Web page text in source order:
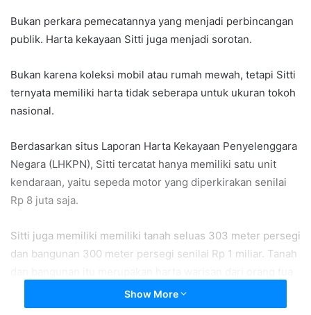
Bukan perkara pemecatannya yang menjadi perbincangan
publik. Harta kekayaan Sitti juga menjadi sorotan.
Bukan karena koleksi mobil atau rumah mewah, tetapi Sitti
ternyata memiliki harta tidak seberapa untuk ukuran tokoh
nasional.
Berdasarkan situs Laporan Harta Kekayaan Penyelenggara
Negara (LHKPN), Sitti tercatat hanya memiliki satu unit
kendaraan, yaitu sepeda motor yang diperkirakan senilai
Rp 8 juta saja.
Sitti juga memiliki memiliki tanah seluas 303 meter persegi
dan bangunan 300 meter persegi senilai Rp 1 miliar. Tanah
Show More